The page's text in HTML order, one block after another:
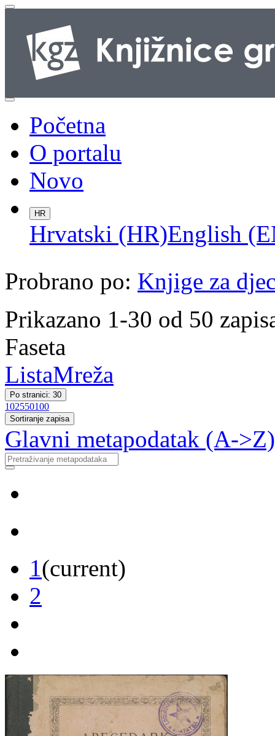
Početna
O portalu
Novo
HR
Hrvatski (HR)English
Probrano po: Knjige za
Prikazano 1-30 od 50
Faseta
ListaMreža
Po stranici: 30
102550100
Sortiranje zapisa
Glavni metapodatak (A->Z)
1(current)
2